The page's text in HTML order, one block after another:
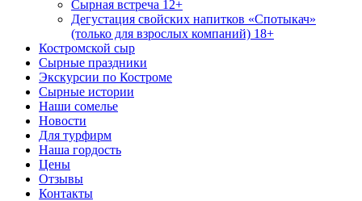
Сырная встреча 12+
Дегустация свойских напитков «Спотыкач»
(только для взрослых компаний) 18+
Костромской сыр
Сырные праздники
Экскурсии по Костроме
Сырные истории
Наши сомелье
Новости
Для турфирм
Наша гордость
Цены
Отзывы
Контакты